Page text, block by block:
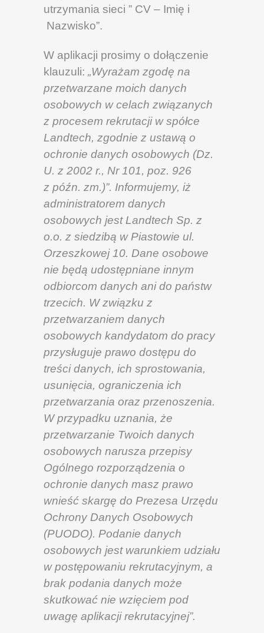
utrzymania sieci ” CV – Imię i
Nazwisko”.
W aplikacji prosimy o dołączenie
klauzuli: „Wyrażam zgodę na
przetwarzane moich danych
osobowych w celach związanych
z procesem rekrutacji w spółce
Landtech, zgodnie z ustawą o
ochronie danych osobowych (Dz.
U. z 2002 r., Nr 101, poz. 926
z późn. zm.)”. Informujemy, iż
administratorem danych
osobowych jest Landtech Sp. z
o.o. z siedzibą w Piastowie ul.
Orzeszkowej 10. Dane osobowe
nie będą udostępniane innym
odbiorcom danych ani do państw
trzecich. W związku z
przetwarzaniem danych
osobowych kandydatom do pracy
przysługuje prawo dostępu do
treści danych, ich sprostowania,
usunięcia, ograniczenia ich
przetwarzania oraz przenoszenia.
W przypadku uznania, że
przetwarzanie Twoich danych
osobowych narusza przepisy
Ogólnego rozporządzenia o
ochronie danych masz prawo
wnieść skargę do Prezesa Urzędu
Ochrony Danych Osobowych
(PUODO). Podanie danych
osobowych jest warunkiem udziału
w postępowaniu rekrutacyjnym, a
brak podania danych może
skutkować nie wzięciem pod
uwagę aplikacji rekrutacyjnej”.